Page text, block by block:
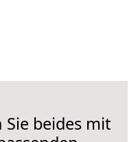
Sie beides mit